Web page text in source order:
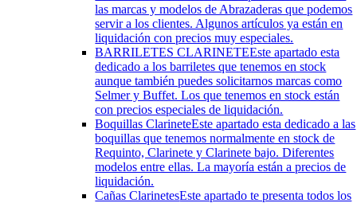
las marcas y modelos de Abrazaderas que podemos
servir a los clientes. Algunos artículos ya están en
liquidación con precios muy especiales.
BARRILETES CLARINETEEste apartado esta
dedicado a los barriletes que tenemos en stock
aunque también puedes solicitarnos marcas como
Selmer y Buffet. Los que tenemos en stock están
con precios especiales de liquidación.
Boquillas ClarineteEste apartado esta dedicado a las
boquillas que tenemos normalmente en stock de
Requinto, Clarinete y Clarinete bajo. Diferentes
modelos entre ellas. La mayoría están a precios de
liquidación.
Cañas ClarinetesEste apartado te presenta todos los